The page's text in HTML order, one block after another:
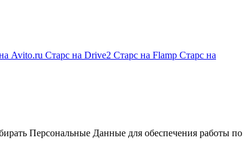
Avito.ru Старс на Drive2 Старс на Flamp Старс на
Персональные Данные для обеспечения работы по